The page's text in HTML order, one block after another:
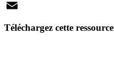
X
Téléchargez cette ressource